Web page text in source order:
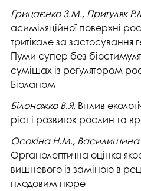
Грицаєнко З.М., Притуляк
асиміляційної поверхні
тритікале за застосування
Пуми супер без
сумішах із реґулятором
Біоланом
Білоножко В.Я. Вплив
ріст і розвиток рослин та
Осокіна Н.М., Василишина
Органолептична оцінка
вишневого із заміною в
плодовим пюре